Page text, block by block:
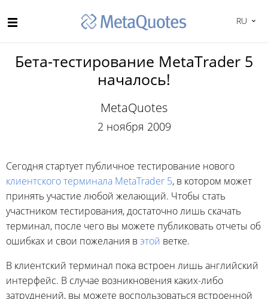
RU
Бета-тестирование MetaTrader 5
началось!
MetaQuotes
2 ноября 2009
Сегодня стартует публичное тестирование нового
клиентского терминала MetaTrader 5, в котором может
принять участие любой желающий. Чтобы стать
участником тестирования, достаточно лишь скачать
терминал, после чего вы можете публиковать отчеты об
ошибках и свои пожелания вэтой ветке.
В клиентский терминал пока встроен лишь английский
интерфейс. В случае возникновения каких-либо
затруднений, вы можете воспользоваться встроенной